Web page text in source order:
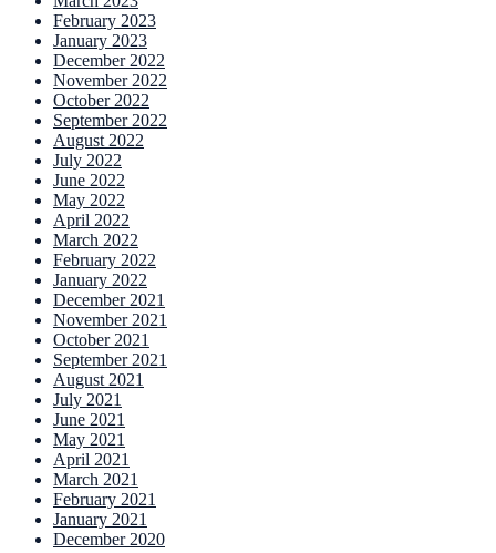
February 2023
January 2023
December 2022
November 2022
October 2022
September 2022
August 2022
July 2022
June 2022
May 2022
April 2022
March 2022
February 2022
January 2022
December 2021
November 2021
October 2021
September 2021
August 2021
July 2021
June 2021
May 2021
April 2021
March 2021
February 2021
January 2021
December 2020